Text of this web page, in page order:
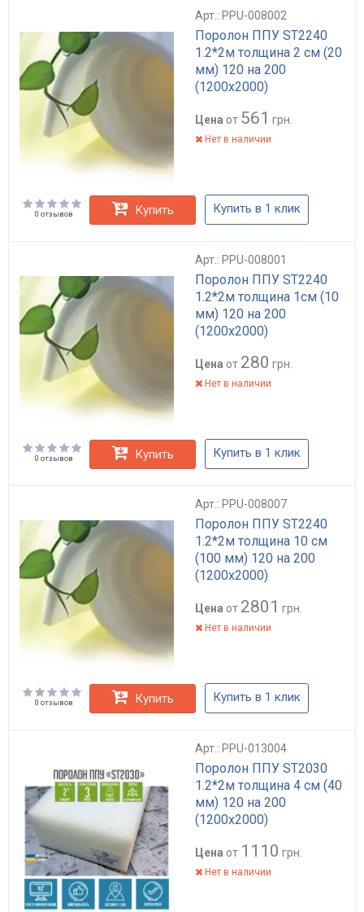
Арт.: PPU-008002
Поролон ППУ ST2240
1.2*2м толщина 2 см (20
мм) 120 на 200
(1200х2000)
Цена от 561 грн.
Нет в наличии
0 отзывов Купить Купить в 1 клик
Арт.: PPU-008001
Поролон ППУ ST2240
1.2*2м толщина 1см (10
мм) 120 на 200
(1200х2000)
Цена от 280 грн.
Нет в наличии
0 отзывов Купить Купить в 1 клик
Арт.: PPU-008007
Поролон ППУ ST2240
1.2*2м толщина 10 см
(100 мм) 120 на 200
(1200х2000)
Цена от 2801 грн.
Нет в наличии
0 отзывов Купить Купить в 1 клик
Арт.: PPU-013004
Поролон ППУ ST2030
1.2*2м толщина 4 см (40
мм) 120 на 200
(1200х2000)
Цена от 1110 грн.
Нет в наличии